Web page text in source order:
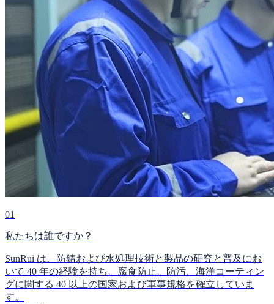
01
私たちは誰ですか？
SunRui は、防錆および水処理技術と製品の研究と普及にお
いて 40 年の経験を持ち、腐食防止、防汚、海洋コーティン
グに関する 40 以上の国家および軍事規格を確立していま
す。